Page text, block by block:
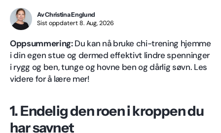
Av Christina Englund
Sist oppdatert 8. Aug, 2026
Oppsummering:Du kan nå bruke chi-trening hjemme
i din egen stue og dermed effektivt lindre spenninger
i rygg og ben, tunge og hovne ben og dårlig søvn. Les
videre for å lære mer!
1. Endelig den roen i kroppen du
har savnet